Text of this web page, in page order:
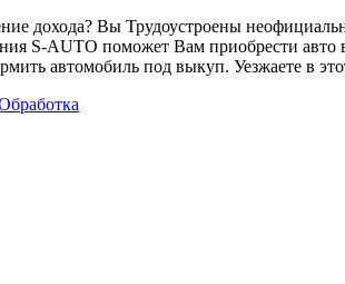
дохода? Вы Трудоустроены
S-AUTO поможет Вам приобрести
автомобиль под выкуп. Уезжаете в